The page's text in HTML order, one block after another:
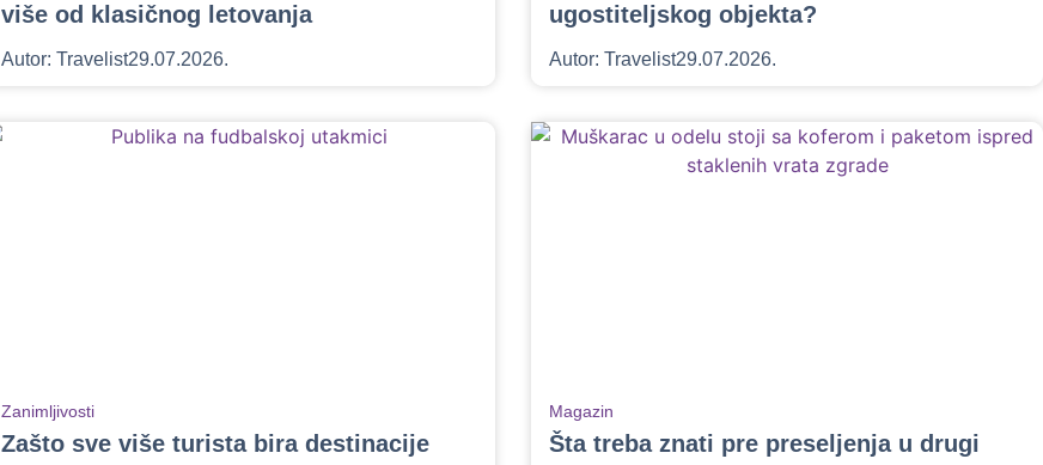
više od klasičnog letovanja
Autor: Travelist29.07.2026.
ugostiteljskog objekta?
Autor: Travelist29.07.2026.
Zanimljivosti
Zašto sve više turista bira destinacije
Magazin
Šta treba znati pre preseljenja u drugi